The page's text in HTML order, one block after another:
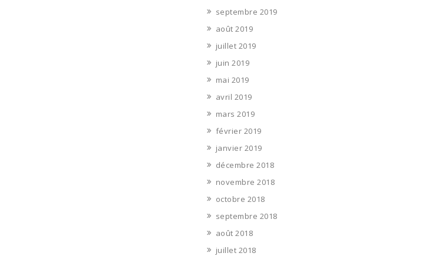
septembre 2019
août 2019
juillet 2019
juin 2019
mai 2019
avril 2019
mars 2019
février 2019
janvier 2019
décembre 2018
novembre 2018
octobre 2018
septembre 2018
août 2018
juillet 2018